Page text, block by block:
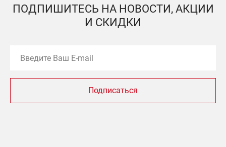
ПОДПИШИТЕСЬ НА НОВОСТИ, АКЦИИ
И СКИДКИ
Подписаться